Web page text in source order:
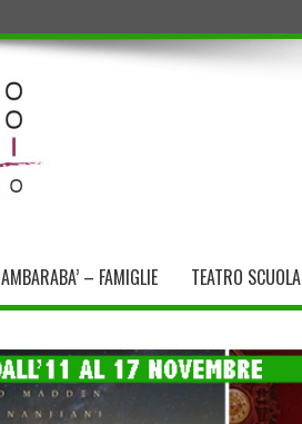
AMBARABA’ – FAMIGLIE TEATRO SCUOLA